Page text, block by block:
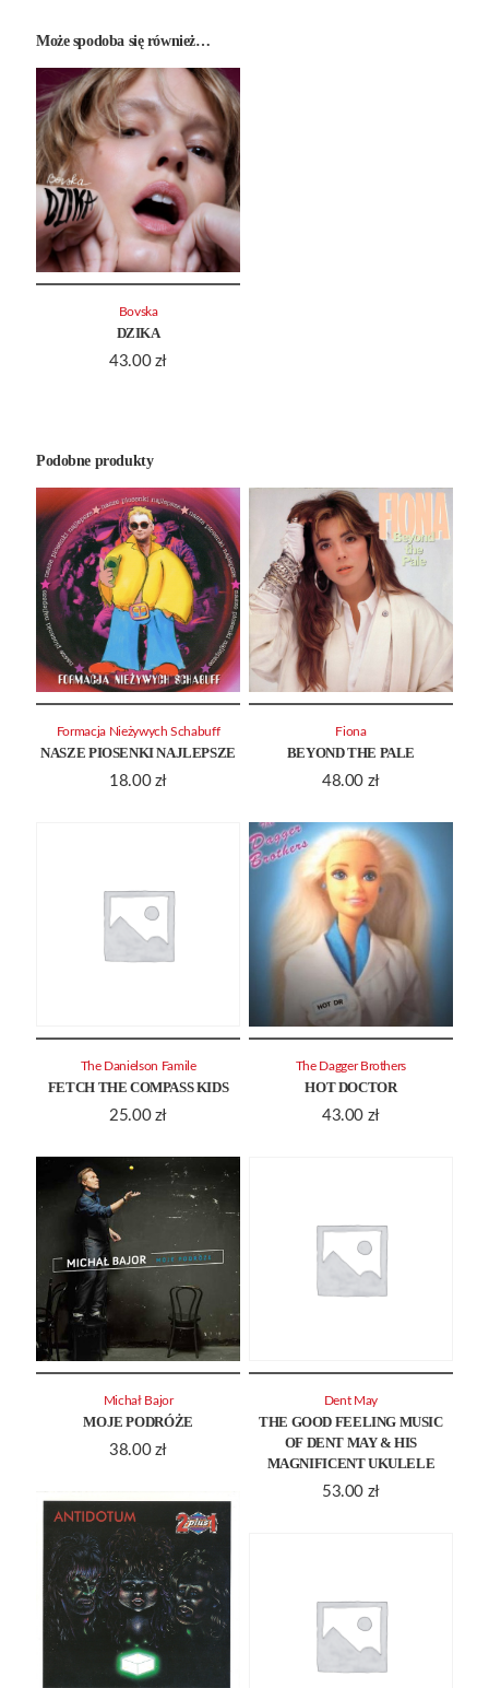
Może spodoba się również…
DZIKA
43.00 zł
Bovska
Podobne produkty
NASZE PIOSENKI NAJLEPSZE
18.00 zł
Formacja Nieżywych Schabuff
BEYOND THE PALE
48.00 zł
Fiona
FETCH THE COMPASS KIDS
25.00 zł
The Danielson Famile
HOT DOCTOR
43.00 zł
The Dagger Brothers
MOJE PODRÓŻE
38.00 zł
Michał Bajor
THE GOOD FEELING MUSIC
OF DENT MAY & HIS
MAGNIFICENT UKULELE
53.00 zł
Dent May